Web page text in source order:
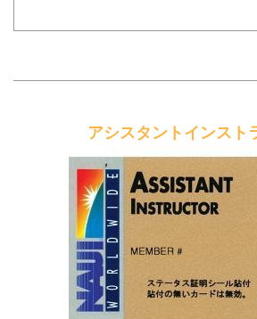
アシスタントインスト